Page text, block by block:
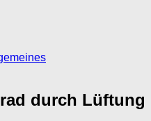
durch Lüftung